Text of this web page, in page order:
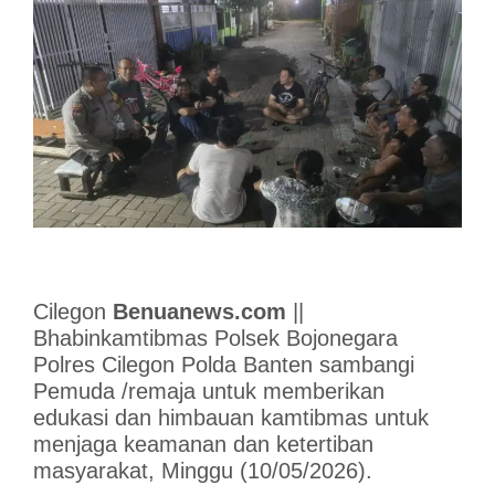
Cilegon Benuanews.com
Bhabinkamtibmas Polsek Bojonegara
Polres Cilegon Polda Banten sambangi
Pemuda /remaja untuk memberikan
edukasi dan himbauan kamtibmas untuk
menjaga keamanan dan ketertiban
masyarakat, Minggu (10/05/2026).